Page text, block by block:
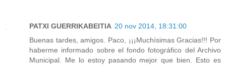
PATXI GUERRIKABEITIA 20 nov 2014, 18:31:00
Buenas tardes, amigos. Paco, ¡¡¡Muchísimas Gracias!!! Por
haberme informado sobre el fondo fotográfico del Archivo
Municipal. Me lo estoy pasando mejor que bien. Esto es